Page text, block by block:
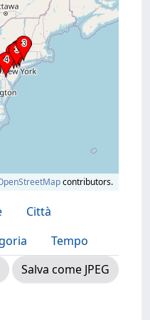
contributors.
Città
Tempo
Salva come JPEG